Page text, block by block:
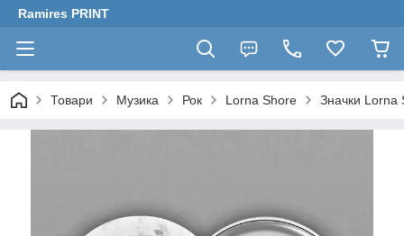
Ramires PRINT
Товари Музика Рок Lorna Shore Значки Lorna